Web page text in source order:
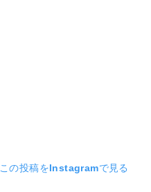
この投稿をInstagramで見る